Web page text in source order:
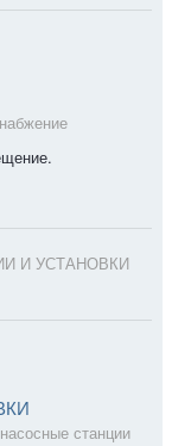
И УСТАНОВКИ
станции